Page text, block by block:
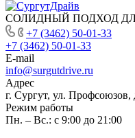
СОЛИДНЫЙ ПОДХОД
+7 (3462) 50-01-33
+7 (3462) 50-01-33
E-mail
info@surgutdrive.ru
Адрес
г. Сургут, ул. Профсоюзов,
Режим работы
Пн. – Вс.: с 9:00 до 21:00